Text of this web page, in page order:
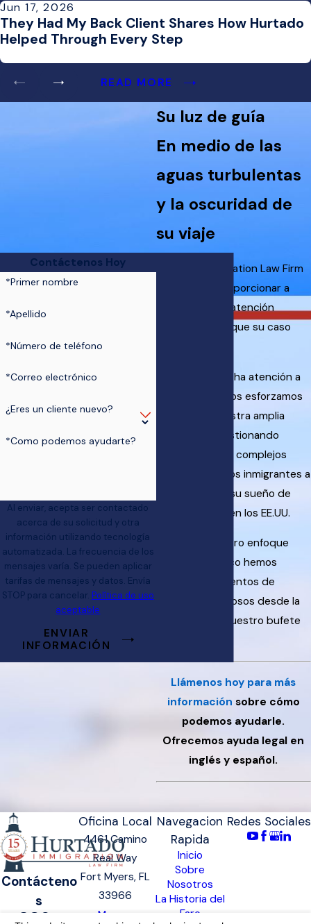
Jun 17, 2026
They Had My Back Client Shares How Hurtado
Helped Through Every Step
READ MORE
Contáctenos Hoy
*Primer nombre
*Apellido
*Número de teléfono
*Correo electrónico
¿Eres un cliente nuevo?
*Como podemos ayudarte?
Al enviar, acepta ser contactado
acerca de su solicitud y otra
información utilizando tecnología
automatizada. La frecuencia de los
mensajes varía. Se pueden aplicar
tarifas de mensajes y datos. Envía
STOP para cancelar. Política de uso
aceptable
ENVIAR
INFORMACIÓN
Su luz de guía
En medio de las
aguas turbulentas
y la oscuridad de
su viaje
Hurtado Immigration Law Firm
se dedica a proporcionar a
cada cliente la atención
individualizada que su caso
Prestamos mucha atención a
los detalles y nos esforzamos
por utilizar nuestra amplia
experiencia gestionando
asuntos legales complejos
para ayudar a los inmigrantes a
hacer realidad su sueño de
vivir y trabajar en los EE.UU.
Gracias a nuestro enfoque
ético y empático hemos
conseguido cuentos de
resultados exitosos desde la
fundación de nuestro bufete
Llámenos hoy para más
información sobre cómo
podemos ayudarle.
Ofrecemos ayuda legal en
inglés y español.
Contácteno
s
239-
Oficina Local
4461 Camino
Real Way
Fort Myers, FL
33966
Mapa y
Navegacion
Rapida
Inicio
Sobre
Nosotros
La Historia del
Faro
Redes Sociales